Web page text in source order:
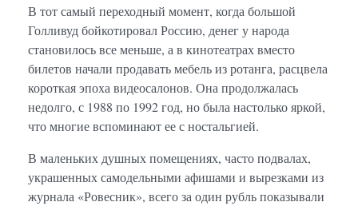
В тот самый переходный момент, когда большой
Голливуд бойкотировал Россию, денег у народа
становилось все меньше, а в кинотеатрах вместо
билетов начали продавать мебель из ротанга, расцвела
короткая эпоха видеосалонов. Она продолжалась
недолго, с 1988 по 1992 год, но была настолько яркой,
что многие вспоминают ее с ностальгией.
В маленьких душных помещениях, часто подвалах,
украшенных самодельными афишами и вырезками из
журнала «Ровесник», всего за один рубль показывали